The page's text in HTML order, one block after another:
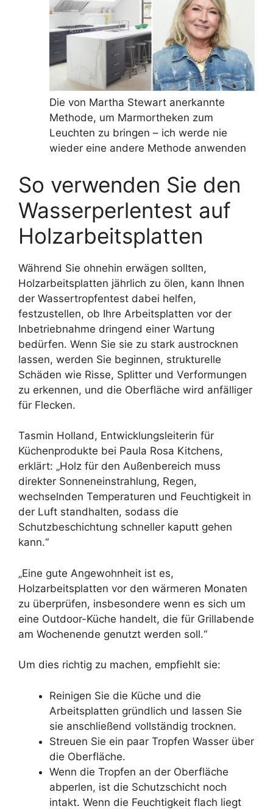
Die von Martha Stewart anerkannte
Methode, um Marmortheken zum
Leuchten zu bringen – ich werde nie
wieder eine andere Methode anwenden
So verwenden Sie den
Wasserperlentest auf
Holzarbeitsplatten
Während Sie ohnehin erwägen sollten,
Holzarbeitsplatten jährlich zu ölen, kann Ihnen
der Wassertropfentest dabei helfen,
festzustellen, ob Ihre Arbeitsplatten vor der
Inbetriebnahme dringend einer Wartung
bedürfen. Wenn Sie sie zu stark austrocknen
lassen, werden Sie beginnen, strukturelle
Schäden wie Risse, Splitter und Verformungen
zu erkennen, und die Oberfläche wird anfälliger
für Flecken.
Tasmin Holland, Entwicklungsleiterin für
Küchenprodukte bei Paula Rosa Kitchens,
erklärt: „Holz für den Außenbereich muss
direkter Sonneneinstrahlung, Regen,
wechselnden Temperaturen und Feuchtigkeit in
der Luft standhalten, sodass die
Schutzbeschichtung schneller kaputt gehen
kann.“
„Eine gute Angewohnheit ist es,
Holzarbeitsplatten vor den wärmeren Monaten
zu überprüfen, insbesondere wenn es sich um
eine Outdoor-Küche handelt, die für Grillabende
am Wochenende genutzt werden soll.“
Um dies richtig zu machen, empfiehlt sie:
Reinigen Sie die Küche und die
Arbeitsplatten gründlich und lassen Sie
sie anschließend vollständig trocknen.
Streuen Sie ein paar Tropfen Wasser über
die Oberfläche.
Wenn die Tropfen an der Oberfläche
abperlen, ist die Schutzschicht noch
intakt. Wenn die Feuchtigkeit flach liegt